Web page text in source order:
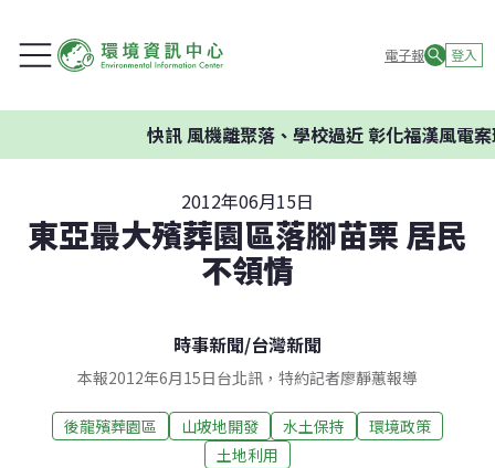
電子報 登入
快訊風機離聚落、學校過近 彰化福漢風電案環
2012年06月15日
東亞最大殯葬園區落腳苗栗 居民
不領情
時事新聞/台灣新聞
本報2012年6月15日台北訊，特約記者廖靜蕙報導
後龍殯葬園區 山坡地開發 水土保持
環境政策
土地利用